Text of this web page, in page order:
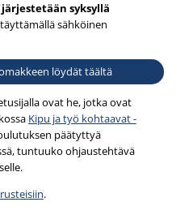
syksyllä
sähköinen
löydät täältä
ovat he, jotka ovat
Kipu ja työ kohtaavat -
päätyttyä
tuntuuko ohjaustehtävä
.